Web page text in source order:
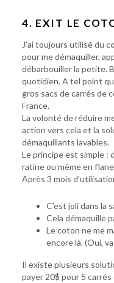
4. EXIT LE
J’ai toujours utilisé du
pour me démaquiller,
débarbouiller la petite.
quotidien. A tel point
gros sacs de carrés de
France.
La volonté de réduire
action vers cela et la
démaquillants lavables.
Le principe est simple :
ratine ou même en
Après 3 mois
C’est joli dans la
Cela démaquille
Le coton ne me
encore là. (Oui,
Il existe plusieurs
payer 20$ pour 5